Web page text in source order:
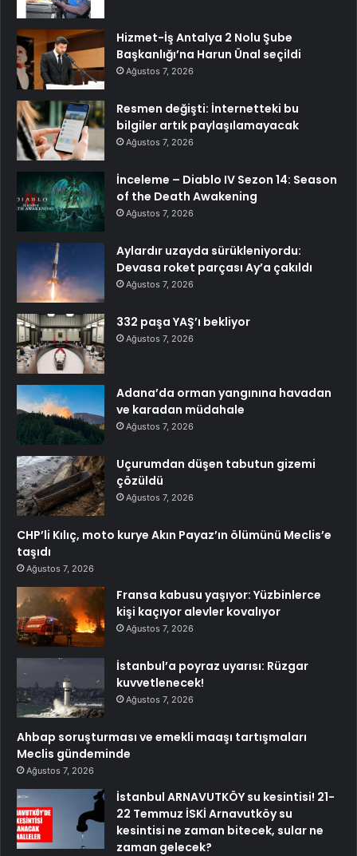
Hizmet-İş Antalya 2 Nolu Şube
Başkanlığı’na Harun Ünal seçildi
Ağustos 7, 2026
Resmen değişti: İnternetteki bu
bilgiler artık paylaşılamayacak
Ağustos 7, 2026
İnceleme – Diablo IV Sezon 14: Season
of the Death Awakening
Ağustos 7, 2026
Aylardır uzayda sürükleniyordu:
Devasa roket parçası Ay’a çakıldı
Ağustos 7, 2026
332 paşa YAŞ’ı bekliyor
Ağustos 7, 2026
Adana’da orman yangınına havadan
ve karadan müdahale
Ağustos 7, 2026
Uçurumdan düşen tabutun gizemi
çözüldü
Ağustos 7, 2026
CHP’li Kılıç, moto kurye Akın Payaz’ın ölümünü Meclis’e
taşıdı
Ağustos 7, 2026
Fransa kabusu yaşıyor: Yüzbinlerce
kişi kaçıyor alevler kovalıyor
Ağustos 7, 2026
İstanbul’a poyraz uyarısı: Rüzgar
kuvvetlenecek!
Ağustos 7, 2026
Ahbap soruşturması ve emekli maaşı tartışmaları
Meclis gündeminde
Ağustos 7, 2026
İstanbul ARNAVUTKÖY su kesintisi! 21-
22 Temmuz İSKİ Arnavutköy su
kesintisi ne zaman bitecek, sular ne
zaman gelecek?